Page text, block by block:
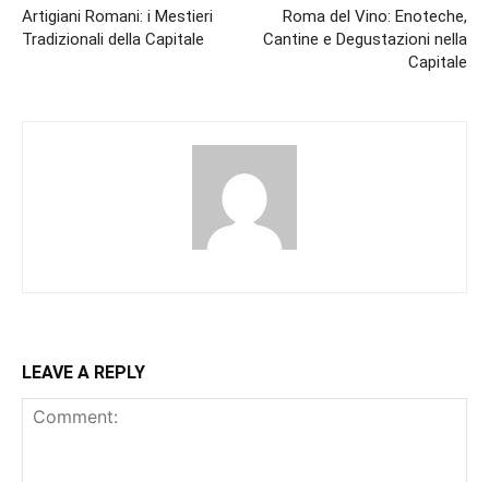
Artigiani Romani: i Mestieri
Tradizionali della Capitale
Roma del Vino: Enoteche,
Cantine e Degustazioni nella
Capitale
LEAVE A REPLY